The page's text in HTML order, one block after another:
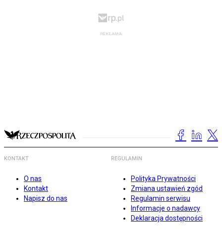
KONTAKT
O nas
Kontakt
Napisz do nas
REGULAMIN
Polityka Prywatności
Zmiana ustawień zgód
Regulamin serwisu
Informacje o nadawcy
Deklaracja dostępności